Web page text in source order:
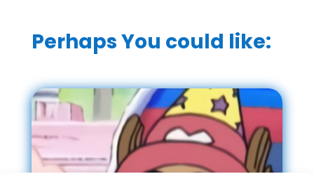
Perhaps You could like: